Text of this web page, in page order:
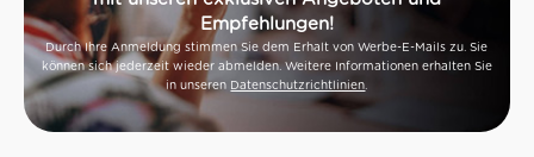
Empfehlungen!
Durch Ihre Anmeldung stimmen Sie dem Erhalt von Werbe-E-Mails zu. Sie
können sich jederzeit wieder abmelden. Weitere Informationen erhalten Sie
in unseren Datenschutzrichtlinien